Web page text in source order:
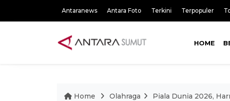
Antaranews Antara Foto Terkini Terpopuler
HOME
Home Olahraga Piala Dunia 2026,